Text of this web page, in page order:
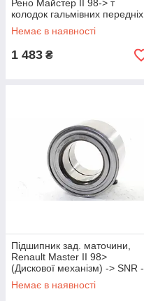
Рено Майстер II 98-> т
колодок гальмівних передніх
(Німеччина) 6147500012
Немає в наявності
1 483 ₴
Підшипник зад. маточини,
Renault Master II 98>
(Дискової механізм) -> SNR -
FC40096S07
Немає в наявності